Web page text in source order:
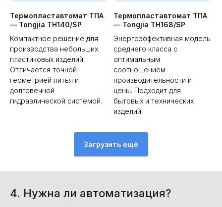
Термопластавтомат ТПА
— Tongjia TH140/SP
Компактное решение для
производства небольших
пластиковых изделий.
Отличается точной
геометрией литья и
долговечной
гидравлической системой.
Термопластавтомат ТПА
— Tongjia TH168/SP
Энергоэффективная модель
среднего класса с
оптимальным
соотношением
производительности и
цены. Подходит для
бытовых и технических
изделий.
Загрузить ещё
4. Нужна ли автоматизация?